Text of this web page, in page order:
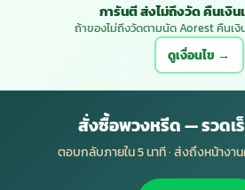
การันตี ส่งไม่ถึงวัด คืนเงิน
ถ้าของไม่ถึงวัดตามนัด Aorest คืนเงิ
ดูเงื่อนไข →
สั่งซื้อพวงหรีด — รวดเ
ตอบกลับภายใน 5 นาที · ส่งถึงหน้างา